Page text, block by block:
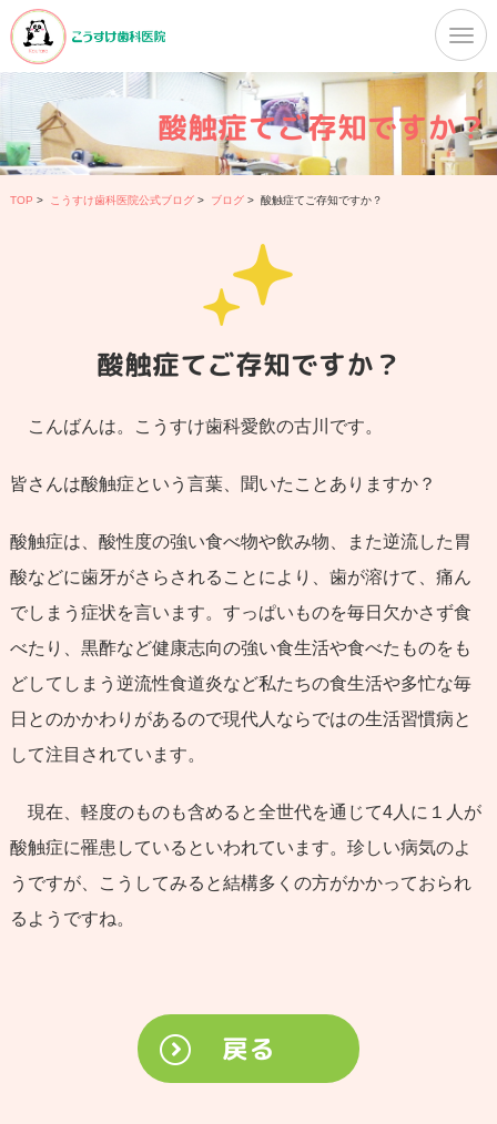
酸触症てご存知ですか？
TOP > こうすけ歯科医院公式ブログ> ブログ> 酸触症てご存知ですか？
酸触症てご存知ですか？
こんばんは。こうすけ歯科愛飲の古川です。
皆さんは酸触症という言葉、聞いたことありますか？
酸触症は、酸性度の強い食べ物や飲み物、また逆流した胃
酸などに歯牙がさらされることにより、歯が溶けて、痛ん
でしまう症状を言います。すっぱいものを毎日欠かさず食
べたり、黒酢など健康志向の強い食生活や食べたものをも
どしてしまう逆流性食道炎など私たちの食生活や多忙な毎
日とのかかわりがあるので現代人ならではの生活習慣病と
して注目されています。
現在、軽度のものも含めると全世代を通じて4人に１人が
酸触症に罹患しているといわれています。珍しい病気のよ
うですが、こうしてみると結構多くの方がかかっておられ
るようですね。
戻る